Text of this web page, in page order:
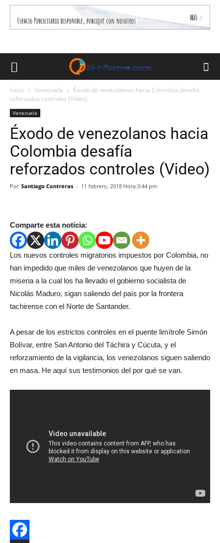
Inicio Venezuela
Éxodo de venezolanos hacia Colombia desafía
reforzados controles (Video)
Venezuela
Éxodo de venezolanos hacia
Colombia desafía
reforzados controles (Video)
Por Santiago Contreras - 11 febrero, 2018 Hora:3:44 pm
Comparte esta noticia:
Los nuevos controles migratorios impuestos por Colombia, no
han impedido que miles de venezolanos que huyen de la
miseria a la cual los ha llevado el gobierno socialista de
Nicolás Maduro, sigan saliendo del país por la frontera
tachirense con el Norte de Santander.
A pesar de los estrictos controles en el puente limítrofe Simón
Bolívar, entre San Antonio del Táchira y Cúcuta, y el
reforzamiento de la vigilancia, los venezolanos siguen saliendo
en masa. He aquí sus testimonios del por qué se van.